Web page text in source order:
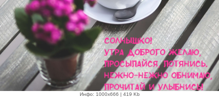
Инфо: 1000х666 | 419 Kb